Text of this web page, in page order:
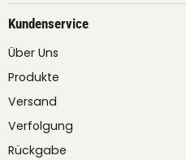
Kundenservice
Über Uns
Produkte
Versand
Verfolgung
Rückgabe